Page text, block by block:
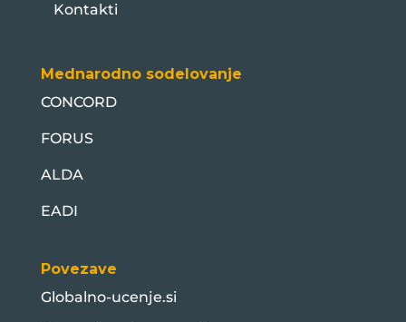
Kontakti
Mednarodno sodelovanje
CONCORD
FORUS
ALDA
EADI
Povezave
Globalno-ucenje.si